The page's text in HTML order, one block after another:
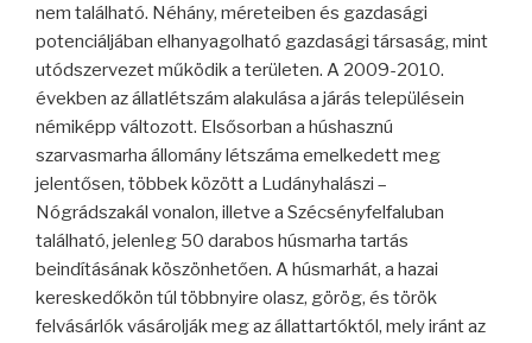
nem található. Néhány, méreteiben és gazdasági
potenciáljában elhanyagolható gazdasági társaság, mint
utódszervezet működik a területen. A 2009-2010.
években az állatlétszám alakulása a járás településein
némiképp változott. Elsősorban a húshasznú
szarvasmarha állomány létszáma emelkedett meg
jelentősen, többek között a Ludányhalászi –
Nógrádszakál vonalon, illetve a Szécsényfelfaluban
található, jelenleg 50 darabos húsmarha tartás
beindításának köszönhetően. A húsmarhát, a hazai
kereskedőkön túl többnyire olasz, görög, és török
felvásárlók vásárolják meg az állattartóktól, mely iránt az